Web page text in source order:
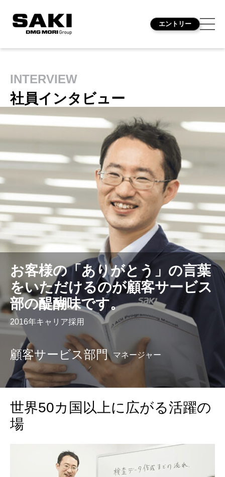
エントリー
INTERVIEW
社員インタビュー
お客様の「ありがとう」の言葉
をいただけるのが顧客サービス
部の醍醐味です。
2016年キャリア採用
顧客サービス部門 マネージャー
世界50カ国以上に広がる活躍の
場